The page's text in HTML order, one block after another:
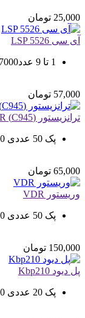
25,000 تومان
آی سی LSP 5526
1 تا 9 عدد67000 تومان
57,000 تومان
ترانزیستور (C945) SMD/CR
پک 50 عددی 65000 تومان
65,000 تومان
وریستور VDR
پک 50 عددی 150000 تومان
150,000 تومان
پل دیود Kbp210
پک 20 عددی 195000 تومان